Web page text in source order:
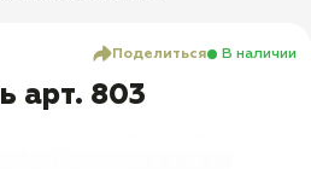
Поделиться В наличии
арт. 803